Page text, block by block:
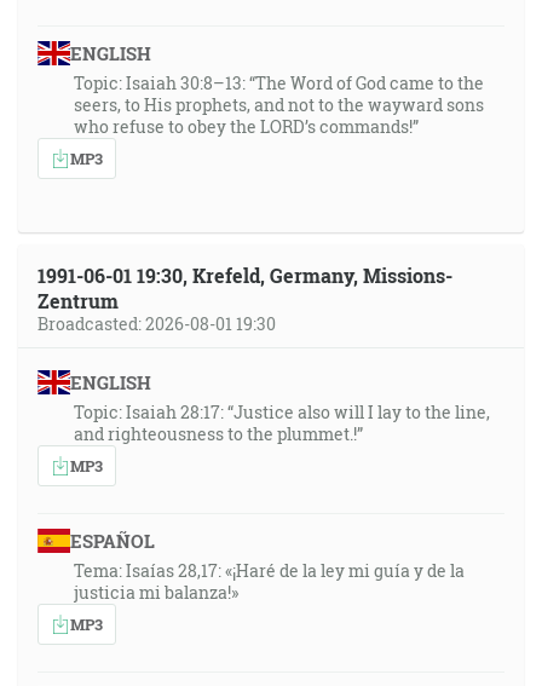
ENGLISH
Topic: Isaiah 30:8–13: “The Word of God came to the
seers, to His prophets, and not to the wayward sons
who refuse to obey the LORD’s commands!”
MP3
1991-06-01 19:30, Krefeld, Germany, Missions-
Zentrum
Broadcasted: 2026-08-01 19:30
ENGLISH
Topic: Isaiah 28:17: “Justice also will I lay to the line,
and righteousness to the plummet.!”
MP3
ESPAÑOL
Tema: Isaías 28,17: «¡Haré de la ley mi guía y de la
justicia mi balanza!»
MP3